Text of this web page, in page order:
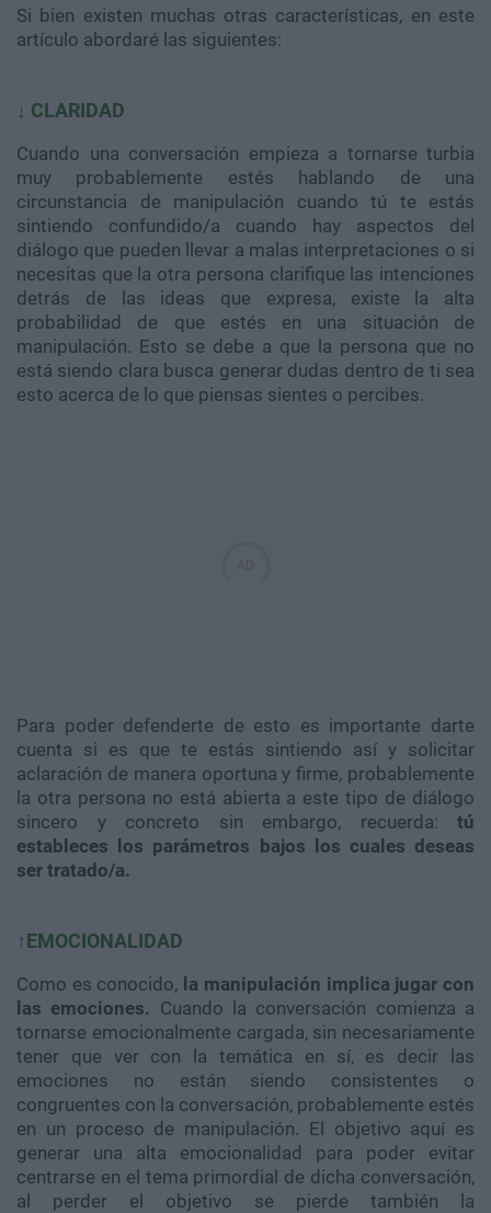
Si bien existen muchas otras características, en este
artículo abordaré las siguientes:
↓ CLARIDAD
Cuando una conversación empieza a tornarse turbia
muy probablemente estés hablando de una
circunstancia de manipulación cuando tú te estás
sintiendo confundido/a cuando hay aspectos del
diálogo que pueden llevar a malas interpretaciones o si
necesitas que la otra persona clarifique las intenciones
detrás de las ideas que expresa, existe la alta
probabilidad de que estés en una situación de
manipulación. Esto se debe a que la persona que no
está siendo clara busca generar dudas dentro de ti sea
esto acerca de lo que piensas sientes o percibes.
Para poder defenderte de esto es importante darte
cuenta si es que te estás sintiendo así y solicitar
aclaración de manera oportuna y firme, probablemente
la otra persona no está abierta a este tipo de diálogo
sincero y concreto sin embargo, recuerda: tú
estableces los parámetros bajos los cuales deseas
ser tratado/a.
↑EMOCIONALIDAD
Como es conocido, la manipulación implica jugar con
las emociones. Cuando la conversación comienza a
tornarse emocionalmente cargada, sin necesariamente
tener que ver con la temática en sí, es decir las
emociones no están siendo consistentes o
congruentes con la conversación, probablemente estés
en un proceso de manipulación. El objetivo aquí es
generar una alta emocionalidad para poder evitar
centrarse en el tema primordial de dicha conversación,
al perder el objetivo se pierde también la